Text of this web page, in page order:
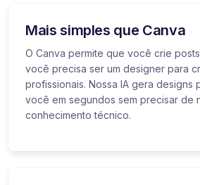
Mais simples que Canva
O Canva permite que você crie
você precisa ser um designer para
profissionais. Nossa IA gera designs
você em segundos sem precisar de
conhecimento técnico.